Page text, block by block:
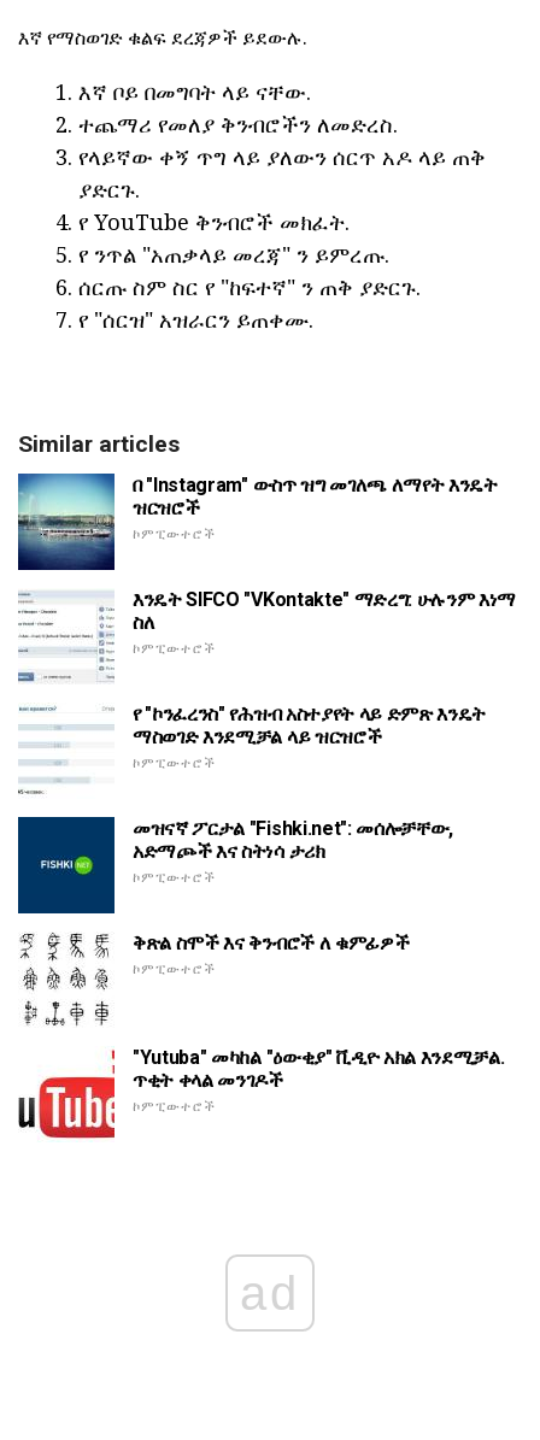
እኛ የማስወገድ ቁልፍ ደረጃዎች ይደውሉ.
እኛ ቦይ በመግባት ላይ ናቸው.
ተጨማሪ የመለያ ቅንብሮችን ለመድረስ.
የላይኛው ቀኝ ጥግ ላይ ያለውን ሰርጥ አዶ ላይ ጠቅ
ያድርጉ.
የ YouTube ቅንብሮች መክፈት.
የ ንጥል "አጠቃላይ መረጃ" ን ይምረጡ.
ሰርጡ ስም ስር የ "ከፍተኛ" ን ጠቅ ያድርጉ.
የ "ሰርዝ" አዝራርን ይጠቀሙ.
Similar articles
በ "Instagram" ውስጥ ዝግ መገለጫ ለማየት እንዴት
ዝርዝሮች
ኮምፒውተሮች
እንዴት SIFCO "VKontakte" ማድረግ: ሁሉንም እነማ
ስለ
ኮምፒውተሮች
የ "ኮንፈረንስ" የሕዝብ አስተያየት ላይ ድምጽ እንዴት
ማስወገድ እንደሚቻል ላይ ዝርዝሮች
ኮምፒውተሮች
መዝናኛ ፖርታል "Fishki.net": መሰሎቻቸው,
አድማጮች እና ስትነሳ ታሪክ
ኮምፒውተሮች
ቅጽል ስሞች እና ቅንብሮች ለ ቁምፊዎች
ኮምፒውተሮች
"Yutuba" መካከል "ዕውቂያ" ቪዲዮ አክል እንደሚቻል.
ጥቂት ቀላል መንገዶች
ኮምፒውተሮች
ad